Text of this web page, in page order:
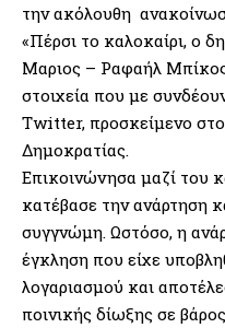
την ακόλουθη
«Πέρσι το καλοκαίρι, ο
Μαριος – Ραφαήλ
στοιχεία που με
Twitter, προσκείμενο
Δημοκρατίας.
Επικοινώνησα μαζί του
κατέβασε την ανάρτηση
συγγνώμη. Ωστόσο, η
έγκληση που είχε
λογαριασμού και
ποινικής δίωξης σε